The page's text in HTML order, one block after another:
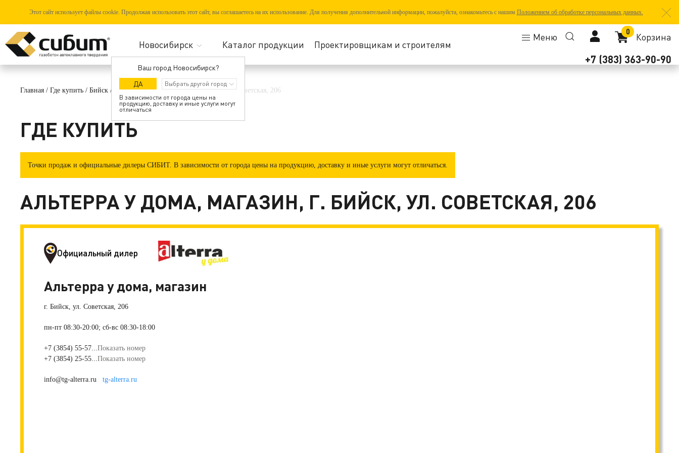
Этот сайт использует файлы cookie. Продолжая использовать этот сайт, вы соглашаетесь на их использование. Для получения дополнительной информации, пожалуйста, ознакомьтесь с нашим Положением об обработке персональных данных.
Ваш город Новосибирск?
ДА
В зависимости от города цены на
продукцию, доставку и иные услуги могут
отличаться
Каталог продукции Проектировщикам и строителям
Меню 0 Корзина
+7 (383) 363-90-90
Главная / Где купить / Бийск / Альтерра у дома, магазин, г. Бийск, ул. Советская, 206
ГДЕ КУПИТЬ
Точки продаж и официальные дилеры СИБИТ. В зависимости от города цены на продукцию, доставку и иные услуги могут отличаться.
АЛЬТЕРРА У ДОМА, МАГАЗИН, Г. БИЙСК, УЛ. СОВЕТСКАЯ, 206
Официальный дилер
Альтерра у дома, магазин
г. Бийск, ул. Советская, 206
пн-пт 08:30-20:00; сб-вс 08:30-18:00
+7 (3854) 55-57...Показать номер
+7 (3854) 25-55...Показать номер
info@tg-alterra.ru tg-alterra.ru